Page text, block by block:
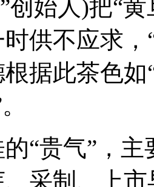
创始人)把“
供不应求
据此茶色
贵气”，主
采制、上